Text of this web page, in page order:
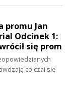
promu Jan
Odcinek 1:
się prom
co czai się